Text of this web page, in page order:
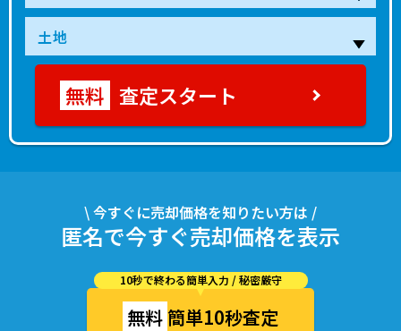
査定スタート
\ 今すぐに売却価格を知りたい方は /
匿名で今すぐ売却価格を表示
10秒で終わる簡単入力 / 秘密厳守
無料簡単10秒査定